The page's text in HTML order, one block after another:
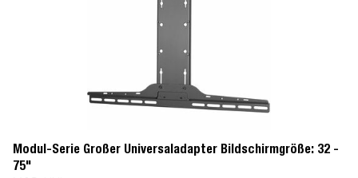
Modul-Serie Großer Universaladapter Bildschirmgröße: 32 -
75"